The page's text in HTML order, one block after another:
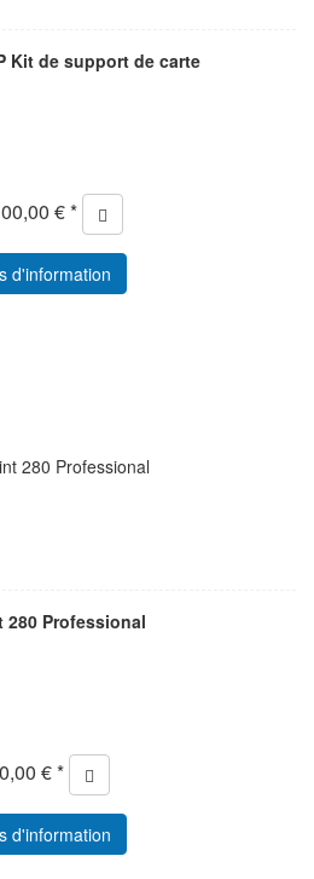
Kit de support de carte
€ *
d'information
280 Professional
€ *
d'information